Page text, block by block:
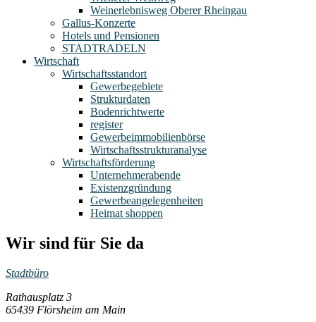
Weinerlebnisweg Oberer Rheingau
Gallus-Konzerte
Hotels und Pensionen
STADTRADELN
Wirtschaft
Wirtschaftsstandort
Gewerbegebiete
Strukturdaten
Bodenrichtwerte
register
Gewerbeimmobilienbörse
Wirtschaftsstrukturanalyse
Wirtschaftsförderung
Unternehmerabende
Existenzgründung
Gewerbeangelegenheiten
Heimat shoppen
Wir sind für Sie da
Stadtbüro
Rathausplatz 3
65439 Flörsheim am Main